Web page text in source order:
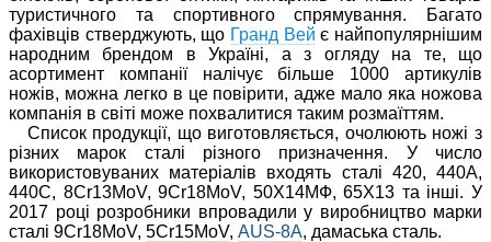
туристичного та спортивного спрямування.
Багато
фахівців стверджують, що Гранд Вей є найпопулярнішим
народним брендом в Україні, а з огляду на те, що
асортимент компанії налічує більше 1000 артикулів
ножів, можна легко в це повірити, адже мало яка ножова
компанія в світі може похвалитися таким розмаїттям.
Список продукції, що виготовляється, очолюють ножі з
різних марок сталі різного призначення. У число
використовуваних матеріалів входять сталі 420, 440A,
440С, 8Cr13MoV, 9Cr18MoV, 50X14МФ, 65Х13 та інші. У
2017 році розробники впровадили у виробництво марки
сталі 9Cr18MoV, 5Cr15MoV, AUS-8A, дамаська сталь.